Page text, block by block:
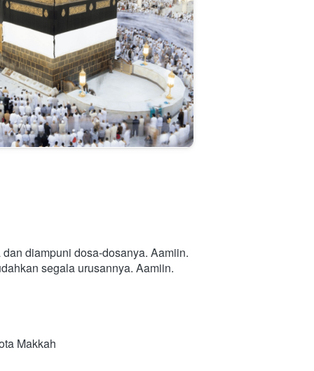
diampuni dosa-dosanya. Aamiin.
segala urusannya. Aamiin.
Makkah